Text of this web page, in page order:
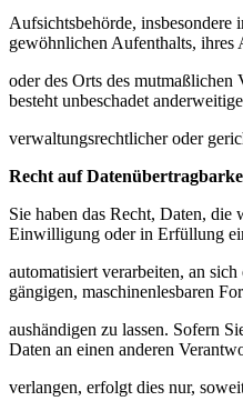
Aufsichtsbehörde, insbesondere
gewöhnlichen Aufenthalts, ihres
oder des Orts des mutmaßlichen
besteht unbeschadet
verwaltungsrechtlicher oder
Recht auf
Sie haben das Recht, Daten,
Einwilligung oder in Erfüllung
automatisiert verarbeiten, an
gängigen, maschinenlesbaren
aushändigen zu lassen. Sofern
Daten an einen anderen
verlangen, erfolgt dies nur,